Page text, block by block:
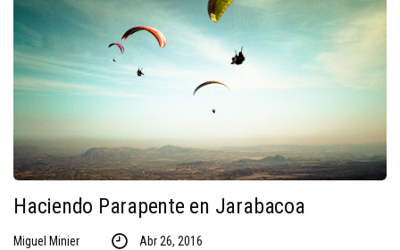
Haciendo Parapente en Jarabacoa
Miguel Minier Abr 26, 2016